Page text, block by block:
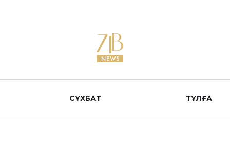
СҰХБАТ ТҰЛҒА